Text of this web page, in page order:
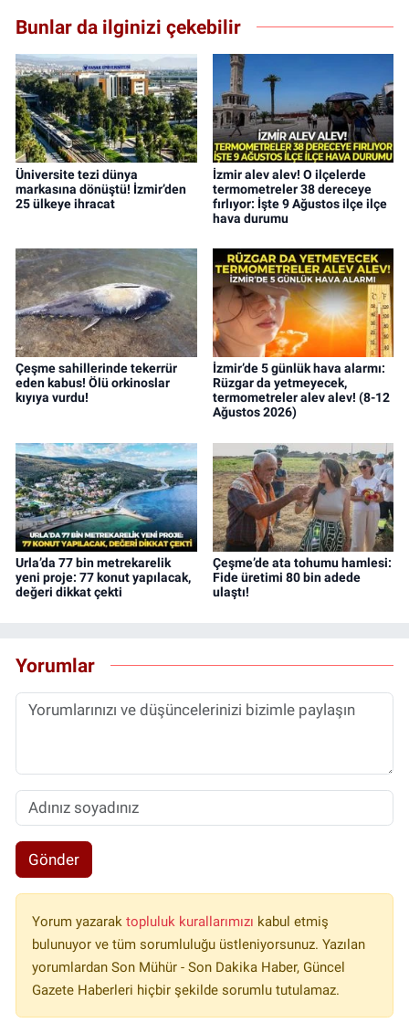
Bunlar da ilginizi çekebilir
Üniversite tezi dünya
markasına dönüştü! İzmir’den
25 ülkeye ihracat
İzmir alev alev! O ilçelerde
termometreler 38 dereceye
fırlıyor: İşte 9 Ağustos ilçe ilçe
hava durumu
Çeşme sahillerinde tekerrür
eden kabus! Ölü orkinoslar
kıyıya vurdu!
İzmir’de 5 günlük hava alarmı:
Rüzgar da yetmeyecek,
termometreler alev alev! (8-12
Ağustos 2026)
Urla’da 77 bin metrekarelik
yeni proje: 77 konut yapılacak,
değeri dikkat çekti
Çeşme’de ata tohumu hamlesi:
Fide üretimi 80 bin adede
ulaştı!
Yorumlar
Gönder
Yorum yazarak topluluk kurallarımızı kabul etmiş
bulunuyor ve tüm sorumluluğu üstleniyorsunuz. Yazılan
yorumlardan Son Mühür - Son Dakika Haber, Güncel
Gazete Haberleri hiçbir şekilde sorumlu tutulamaz.